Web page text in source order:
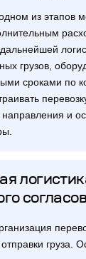
из этапов
грузов,
сроками по
направления и
груза.